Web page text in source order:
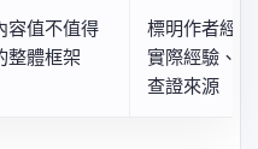
容值不值得
整體框架
標明作者經
實際經驗、
查證來源